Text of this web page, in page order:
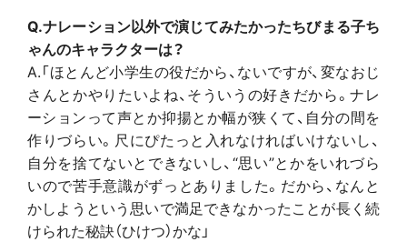
Q.ナレーション以外で演じてみたかったちびまる子ち
ゃんのキャラクターは？
A.「ほとんど小学生の役だから、ないですが、変なおじ
さんとかやりたいよね、そういうの好きだから。ナレ
ーションって声とか抑揚とか幅が狭くて、自分の間を
作りづらい。尺にぴたっと入れなければいけないし、
自分を捨てないとできないし、“思い”とかをいれづら
いので苦手意識がずっとありました。だから、なんと
かしようという思いで満足できなかったことが長く続
けられた秘訣（ひけつ）かな」